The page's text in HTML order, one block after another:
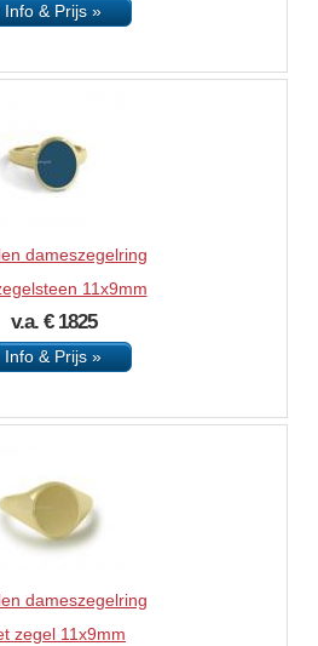
Info & Prijs »
dameszegelring
11x9mm
v.a. € 1825
Info & Prijs »
dameszegelring
zegel 11x9mm